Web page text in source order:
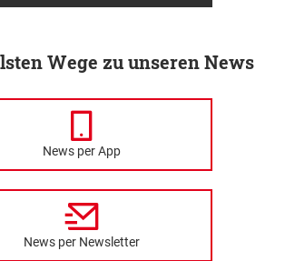
Wege zu unseren News
News per App
News per Newsletter